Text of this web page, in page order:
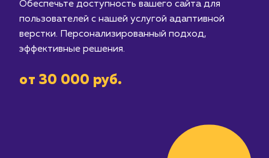
йта
пользователей с нашей услугой